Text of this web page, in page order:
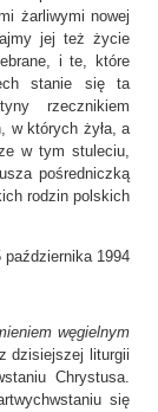
żarliwymi nowej
jej też życie
i te, które
stanie się ta
rzecznikiem
w których żyła, a
w tym stuleciu,
pośredniczką
rodzin polskich
października 1994
węgielnym
dzisiejszej liturgii
Chrystusa.
się